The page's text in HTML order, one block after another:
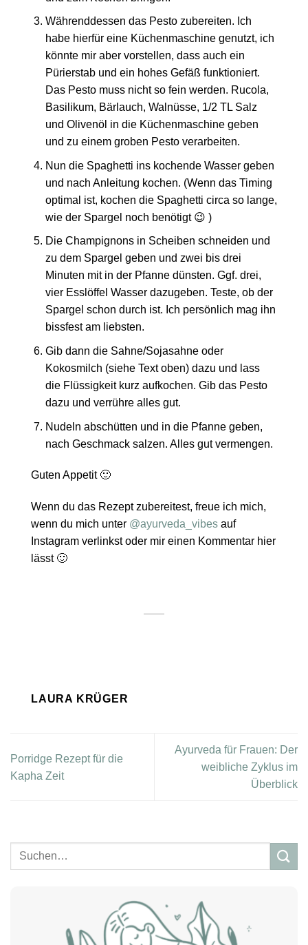
Währenddessen das Pesto zubereiten. Ich
habe hierfür eine Küchenmaschine genutzt, ich
könnte mir aber vorstellen, dass auch ein
Pürierstab und ein hohes Gefäß funktioniert.
Das Pesto muss nicht so fein werden. Rucola,
Basilikum, Bärlauch, Walnüsse, 1/2 TL Salz
und Olivenöl in die Küchenmaschine geben
und zu einem groben Pesto verarbeiten.
Nun die Spaghetti ins kochende Wasser geben
und nach Anleitung kochen. (Wenn das Timing
optimal ist, kochen die Spaghetti circa so lange,
wie der Spargel noch benötigt 😉 )
Die Champignons in Scheiben schneiden und
zu dem Spargel geben und zwei bis drei
Minuten mit in der Pfanne dünsten. Ggf. drei,
vier Esslöffel Wasser dazugeben. Teste, ob der
Spargel schon durch ist. Ich persönlich mag ihn
bissfest am liebsten.
Gib dann die Sahne/Sojasahne oder
Kokosmilch (siehe Text oben) dazu und lass
die Flüssigkeit kurz aufkochen. Gib das Pesto
dazu und verrühre alles gut.
Nudeln abschütten und in die Pfanne geben,
nach Geschmack salzen. Alles gut vermengen.
Guten Appetit 🙂
Wenn du das Rezept zubereitest, freue ich mich,
wenn du mich unter @ayurveda_vibes auf
Instagram verlinkst oder mir einen Kommentar hier
lässt 🙂
LAURA KRÜGER
Porridge Rezept für die
Kapha Zeit
Ayurveda für Frauen: Der
weibliche Zyklus im
Überblick